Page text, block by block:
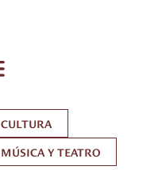
CULTURA
MÚSICA Y TEATRO